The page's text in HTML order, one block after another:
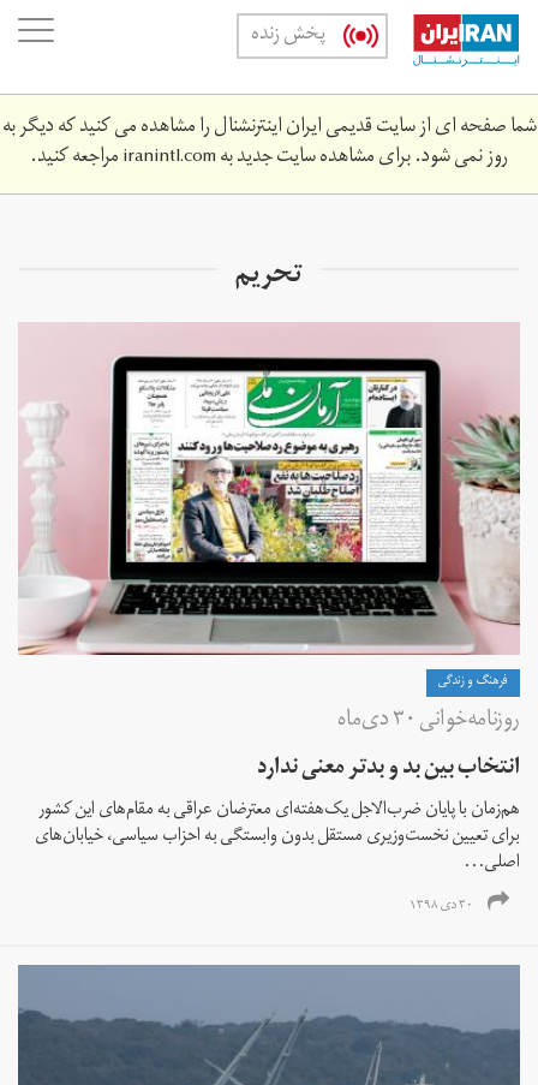
Skip
main
content
پخش زنده
شما صفحه ای از سایت قدیمی ایران اینترنشنال را مشاهده می کنید که دیگر به
روز نمی شود. برای مشاهده سایت جدید بهiranintl.comمراجعه کنید.
تحریم‌
فرهنگ و زندگی
روزنامه‌خوانی ۳۰ دی‌ماه
انتخاب بین بد و بدتر معنی ندارد
هم‌زمان با پایان ضرب‌الاجل یک‌هفته‌ای معترضان عراقی به مقام‌های این کشور
برای تعیین نخست‌وزیری مستقل بدون وابستگی به احزاب سیاسی، خیابان‌های
اصلی...
۳۰ دی ۱۳۹۸